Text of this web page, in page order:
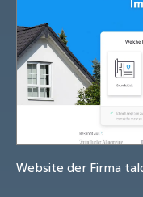
Website der Firma